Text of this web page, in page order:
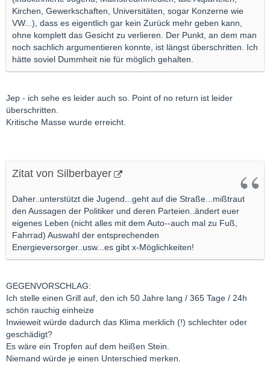
Kirchen, Gewerkschaften, Universitäten, sogar Konzerne wie
VW...), dass es eigentlich gar kein Zurück mehr geben kann,
ohne komplett das Gesicht zu verlieren. Der Punkt, an dem man
noch sachlich argumentieren konnte, ist längst überschritten. Ich
hätte soviel Dummheit nie für möglich gehalten.
Jep - ich sehe es leider auch so. Point of no return ist leider
überschritten.
Kritische Masse wurde erreicht.
Zitat von Silberbayer
Daher..unterstützt die Jugend...geht auf die Straße...mißtraut
den Aussagen der Politiker und deren Parteien..ändert euer
eigenes Leben (nicht alles mit dem Auto--auch mal zu Fuß,
Fahrrad) Auswahl der entsprechenden
Energieversorger..usw...es gibt x-Möglichkeiten!
GEGENVORSCHLAG:
Ich stelle einen Grill auf, den ich 50 Jahre lang / 365 Tage / 24h
schön rauchig einheize
Inwieweit würde dadurch das Klima merklich (!) schlechter oder
geschädigt?
Es wäre ein Tropfen auf dem heißen Stein.
Niemand würde je einen Unterschied merken.